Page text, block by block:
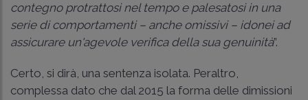
contegno protrattosi nel tempo e palesatosi in una
serie di comportamenti – anche omissivi – idonei ad
assicurare un'agevole verifica della sua genuinità”.
Certo, si dirà, una sentenza isolata. Peraltro,
complessa dato che dal 2015 la forma delle dimissioni